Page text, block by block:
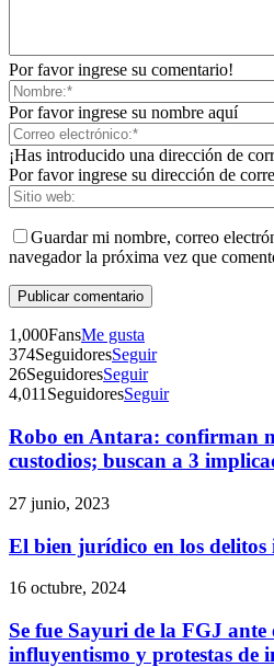
Por favor ingrese su comentario!
Por favor ingrese su nombre aquí
¡Has introducido una dirección de
Por favor ingrese su dirección de
Guardar mi nombre, correo
navegador la próxima vez que
1,000FansMe gusta
374SeguidoresSeguir
26SeguidoresSeguir
4,011 SeguidoresSeguir
Robo en Antara: confirman
custodios; buscan a 3
27 junio, 2023
El bien jurídico en los
16 octubre, 2024
Se fue Sayuri de la FGJ ante
influyentismo y protestas de